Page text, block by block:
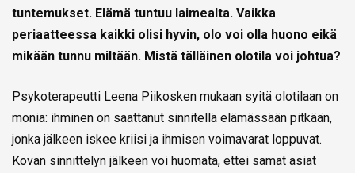
tuntemukset. Elämä tuntuu laimealta. Vaikka
periaatteessa kaikki olisi hyvin, olo voi olla huono eikä
mikään tunnu miltään. Mistä tälläinen olotila voi johtua?
Psykoterapeutti Leena Piikosken mukaan syitä olotilaan on
monia: ihminen on saattanut sinnitellä elämässään pitkään,
jonka jälkeen iskee kriisi ja ihmisen voimavarat loppuvat.
Kovan sinnittelyn jälkeen voi huomata, ettei samat asiat